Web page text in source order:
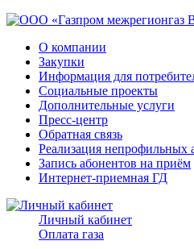
О компании
Закупки
Информация для
Социальные проекты
Дополнительные услуги
Пресс-центр
Обратная связь
Реализация непрофильных
Запись абонентов на приём
Интернет-приемная ГД
Личный кабинет
Оплата газа